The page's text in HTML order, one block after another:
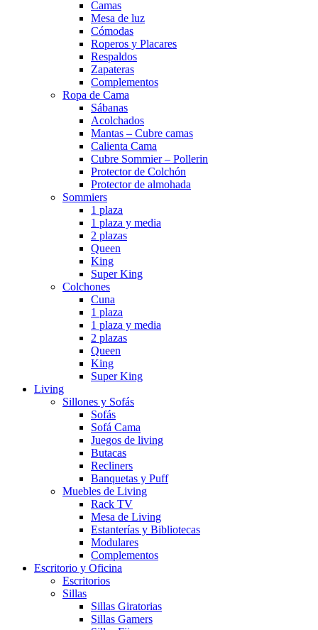
Camas
Mesa de luz
Cómodas
Roperos y Placares
Respaldos
Zapateras
Complementos
Ropa de Cama
Sábanas
Acolchados
Mantas – Cubre camas
Calienta Cama
Cubre Sommier – Pollerin
Protector de Colchón
Protector de almohada
Sommiers
1 plaza
1 plaza y media
2 plazas
Queen
King
Super King
Colchones
Cuna
1 plaza
1 plaza y media
2 plazas
Queen
King
Super King
Living
Sillones y Sofás
Sofás
Sofá Cama
Juegos de living
Butacas
Recliners
Banquetas y Puff
Muebles de Living
Rack TV
Mesa de Living
Estanterías y Bibliotecas
Modulares
Complementos
Escritorio y Oficina
Escritorios
Sillas
Sillas Giratorias
Sillas Gamers